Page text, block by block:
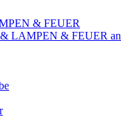
& FEUER
LAMPEN & FEUER